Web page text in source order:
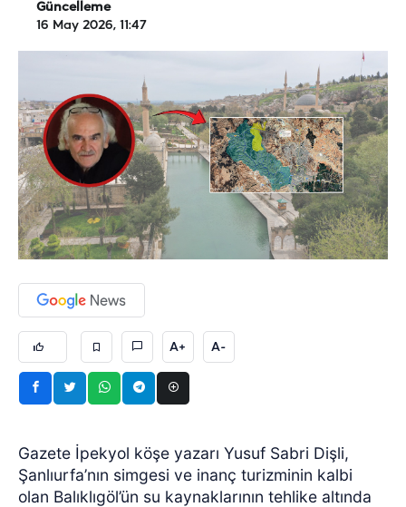
Güncelleme
16 May 2026, 11:47
A+ A-
Gazete İpekyol köşe yazarı Yusuf Sabri Dişli,
Şanlıurfa’nın simgesi ve inanç turizminin kalbi
olan Balıklıgöl’ün su kaynaklarının tehlike altında